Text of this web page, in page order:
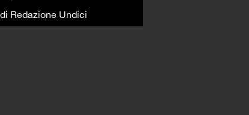
di Redazione Undici